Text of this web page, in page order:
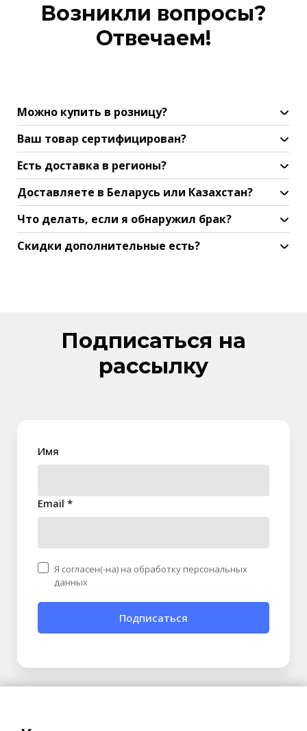
Возникли вопросы?
Отвечаем!
Можно купить в розницу?
Ваш товар сертифицирован?
Есть доставка в регионы?
Доставляете в Беларусь или Казахстан?
Что делать, если я обнаружил брак?
Скидки дополнительные есть?
Подписаться на
рассылку
Имя
Email *
Подписаться
Я согласен(-на) на обработку персональных
данных